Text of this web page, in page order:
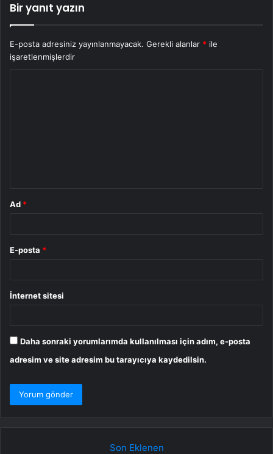
Bir yanıt yazın
E-posta adresiniz yayınlanmayacak. Gerekli alanlar * ile
işaretlenmişlerdir
Ad *
E-posta *
İnternet sitesi
Daha sonraki yorumlarımda kullanılması için adım, e-posta
adresim ve site adresim bu tarayıcıya kaydedilsin.
Son Eklenen